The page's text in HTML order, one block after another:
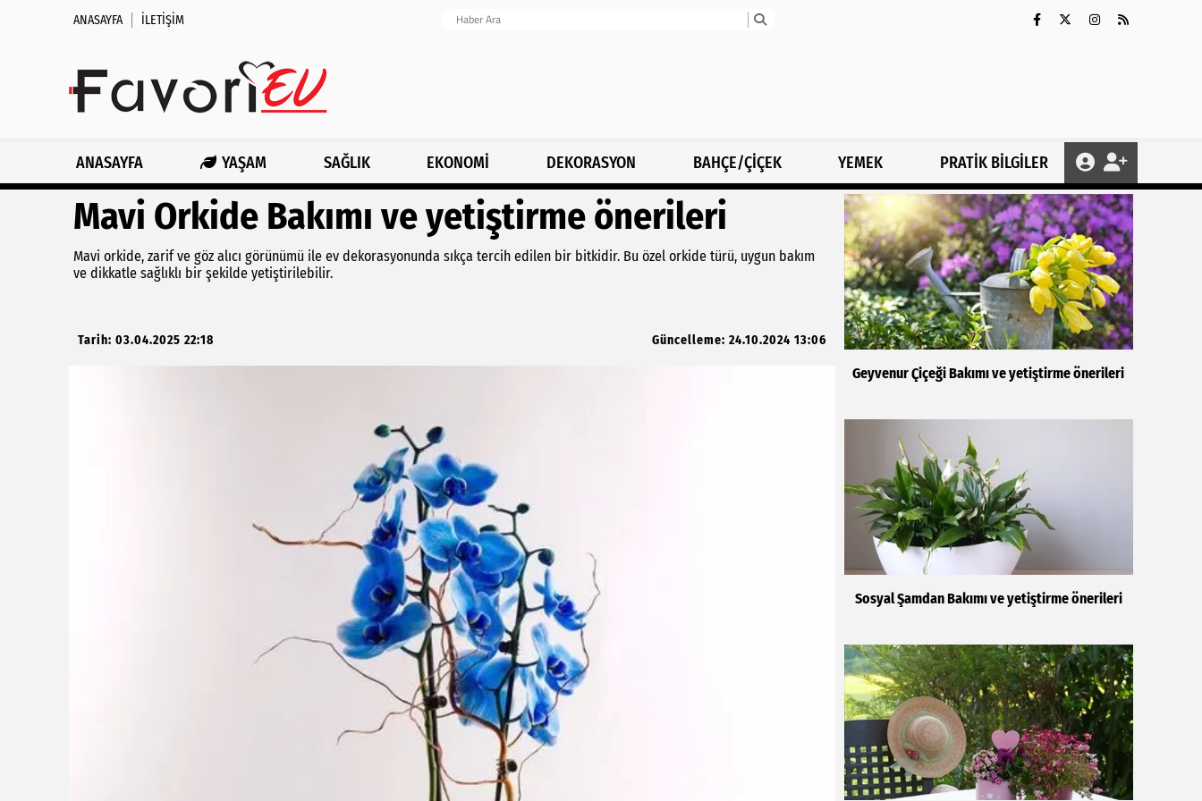
ANASAYFA İLETIŞIM
ANASAYFA YAŞAM SAĞLIK EKONOMİ DEKORASYON BAHÇE/ÇİÇEK YEMEK PRATİK BİLGİLER
Mavi Orkide Bakımı ve yetiştirme önerileri
Mavi orkide, zarif ve göz alıcı görünümü ile ev dekorasyonunda sıkça tercih edilen bir bitkidir. Bu özel orkide türü, uygun bakım
ve dikkatle sağlıklı bir şekilde yetiştirilebilir.
Tarih: 03.04.2025 22:18 Güncelleme: 24.10.2024 13:06
Geyvenur Çiçeği Bakımı ve yetiştirme önerileri
Sosyal Şamdan Bakımı ve yetiştirme önerileri